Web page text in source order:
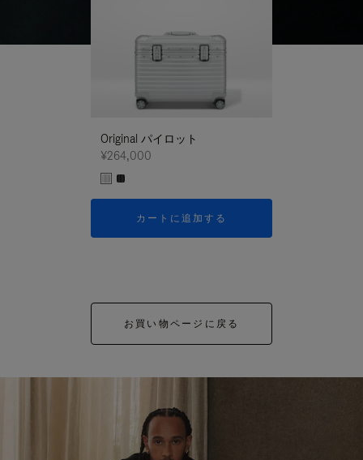
Original パイロット
¥264,000
カートに追加する
お買い物ページに戻る